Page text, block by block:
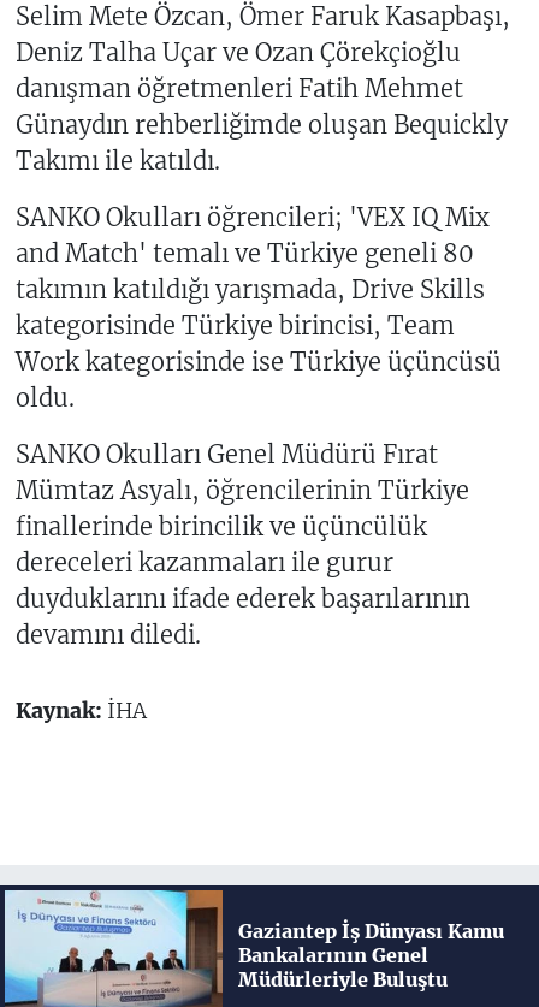
Selim Mete Özcan, Ömer Faruk Kasapbaşı,
Deniz Talha Uçar ve Ozan Çörekçioğlu
danışman öğretmenleri Fatih Mehmet
Günaydın rehberliğimde oluşan Bequickly
Takımı ile katıldı.
SANKO Okulları öğrencileri; 'VEX IQ Mix
and Match' temalı ve Türkiye geneli 80
takımın katıldığı yarışmada, Drive Skills
kategorisinde Türkiye birincisi, Team
Work kategorisinde ise Türkiye üçüncüsü
oldu.
SANKO Okulları Genel Müdürü Fırat
Mümtaz Asyalı, öğrencilerinin Türkiye
finallerinde birincilik ve üçüncülük
dereceleri kazanmaları ile gurur
duyduklarını ifade ederek başarılarının
devamını diledi.
Kaynak: İHA
Gaziantep İş Dünyası Kamu
Bankalarının Genel
Müdürleriyle Buluştu